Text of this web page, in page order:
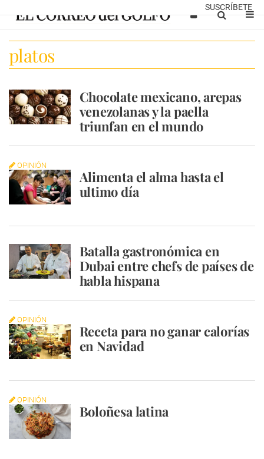
SUSCRÍBETE
platos
Chocolate mexicano, arepas
venezolanas y la paella
triunfan en el mundo
OPINIÓN
Alimenta el alma hasta el
ultimo día
Batalla gastronómica en
Dubai entre chefs de países de
habla hispana
OPINIÓN
Receta para no ganar calorías
en Navidad
OPINIÓN
Boloñesa latina